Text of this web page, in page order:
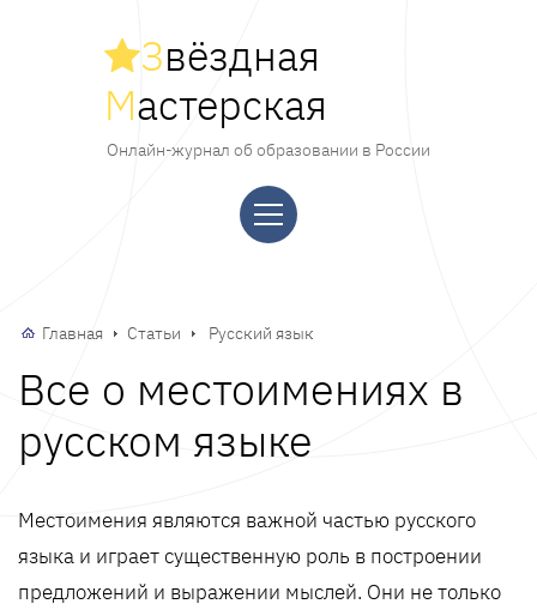
Звёздная
Мастерская
Онлайн-журнал об образовании в России
Главная Статьи Русский язык
Все о местоимениях в
русском языке
Местоимения являются важной частью русского
языка и играет существенную роль в построении
предложений и выражении мыслей. Они не только